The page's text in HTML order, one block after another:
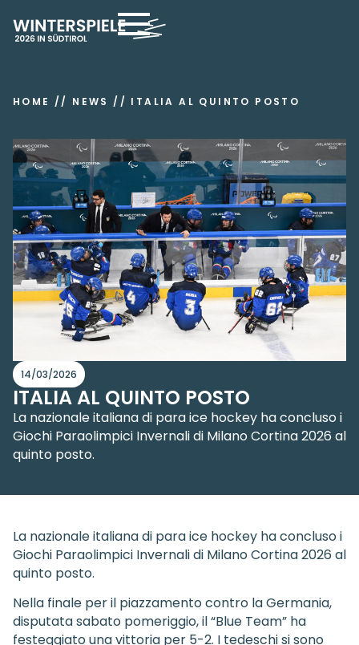
HOME // NEWS // ITALIA AL QUINTO POSTO
14/03/2026
ITALIA AL QUINTO POSTO
La nazionale italiana di para ice hockey ha concluso i
Giochi Paraolimpici Invernali di Milano Cortina 2026 al
quinto posto.
La nazionale italiana di para ice hockey ha concluso i
Giochi Paraolimpici Invernali di Milano Cortina 2026 al
quinto posto.
Nella finale per il piazzamento contro la Germania,
disputata sabato pomeriggio, il “Blue Team” ha
festeggiato una vittoria per 5-2. I tedeschi si sono